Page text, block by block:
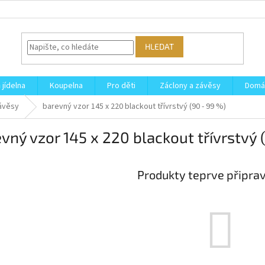
HLEDAT
jídelna Koupelna Pro děti Záclony a závěsy
barevný vzor 145 x 220 blackout třívrstvý (90 - 99 %)
vzor 145 x 220 blackout třívrstvý
Produkty teprve